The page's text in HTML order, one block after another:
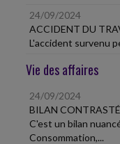
24/09/2024
ACCIDENT DU
L'accident survenu
Vie des affaires
24/09/2024
BILAN
C'est un bilan
Consommation,...